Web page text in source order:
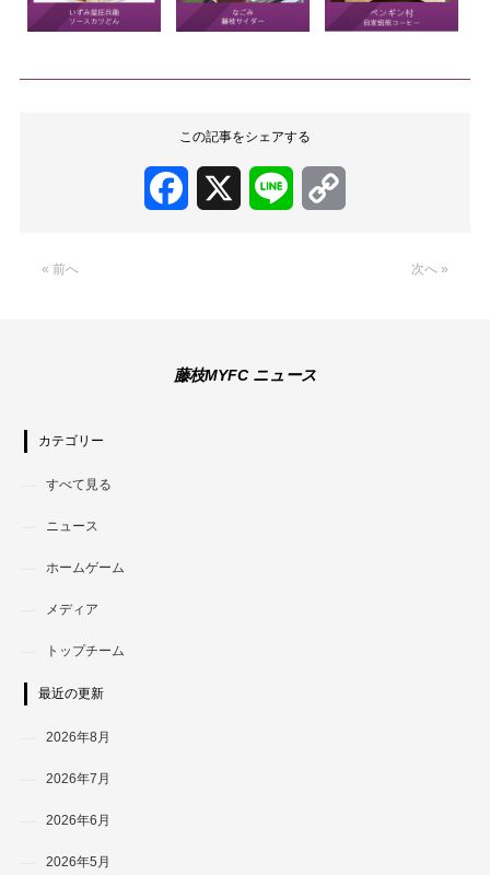
この記事をシェアする
Facebook Line
« 前へ 次へ »
藤枝MYFC ニュース
カテゴリー
すべて見る
ニュース
ホームゲーム
メディア
トップチーム
最近の更新
2026年8月
2026年7月
2026年6月
2026年5月